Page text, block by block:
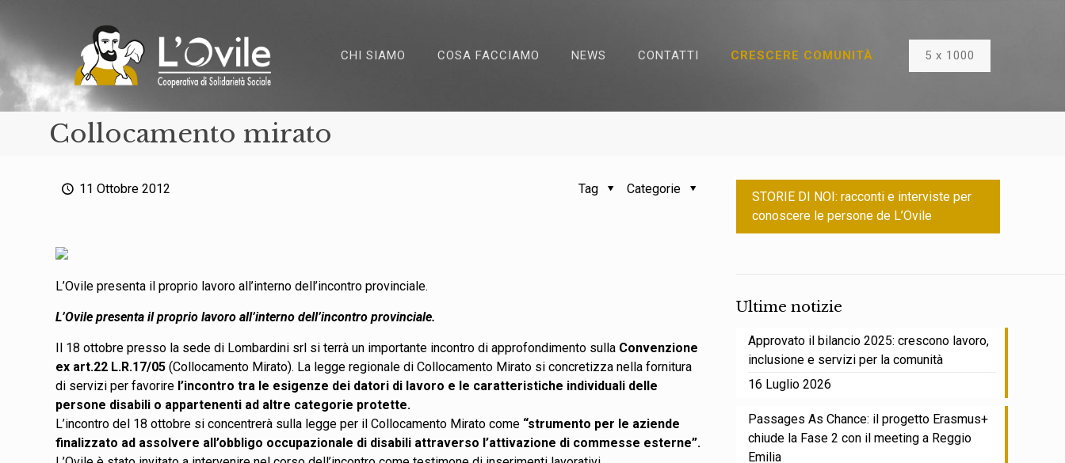
CHI SIAMO COSA FACCIAMO NEWS CONTATTI CRESCERE COMUNITÀ 5 x 1000
Collocamento mirato
11 Ottobre 2012 Categorie
Tag
L’Ovile presenta il proprio lavoro all’interno dell’incontro provinciale.
L’Ovile presenta il proprio lavoro all’interno dell’incontro provinciale.
Il 18 ottobre presso la sede di Lombardini srl si terrà un importante incontro di approfondimento sulla Convenzione
ex art.22 L.R.17/05 (Collocamento Mirato). La legge regionale di Collocamento Mirato si concretizza nella fornitura
di servizi per favorire l’incontro tra le esigenze dei datori di lavoro e le caratteristiche individuali delle
persone disabili o appartenenti ad altre categorie protette.
L’incontro del 18 ottobre si concentrerà sulla legge per il Collocamento Mirato come “strumento per le aziende
finalizzato ad assolvere all’obbligo occupazionale di disabili attraverso l’attivazione di commesse esterne”.
STORIE DI NOI: racconti e interviste per
conoscere le persone de L’Ovile
Ultime notizie
Approvato il bilancio 2025: crescono lavoro,
inclusione e servizi per la comunità
16 Luglio 2026
Passages As Chance: il progetto Erasmus+
chiude la Fase 2 con il meeting a Reggio
Emilia